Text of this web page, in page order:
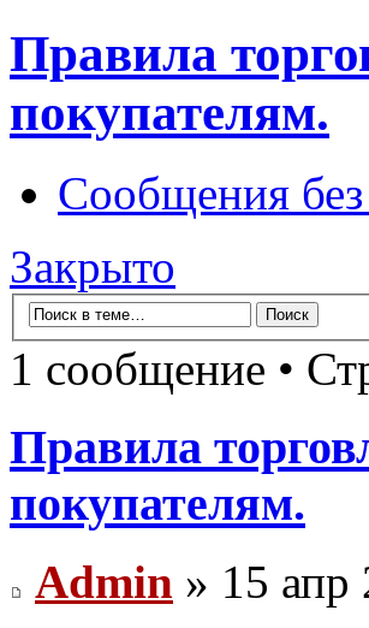
Правила
покупателям.
Сообщения без
Закрыто
1 сообщение •
Правила
покупателям.
Admin » 15 апр